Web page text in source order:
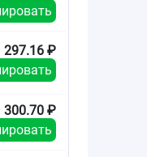
297.16 ₽
300.70 ₽